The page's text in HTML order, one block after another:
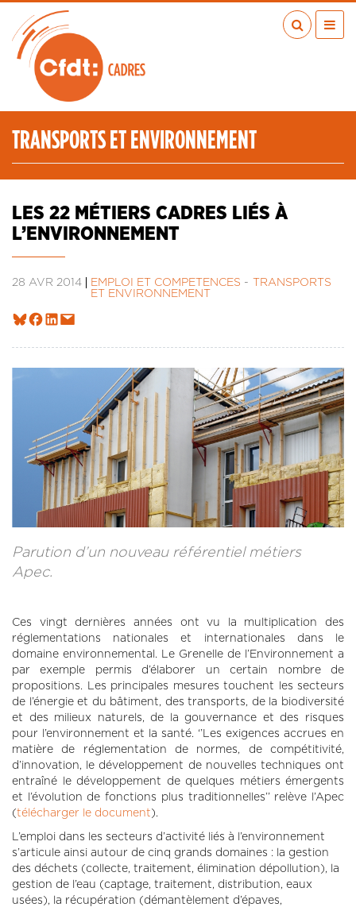
contenu
principal
ACTUALITÉS
PUBLICATIONS
EN RÉGION
QUI SOMMES-NOUS ?
LES TRANSITIONS JUSTES
IA
L’OBSERVATOIRE DES CADRES
TRANSPORTS ET ENVIRONNEMENT
LES 22 MÉTIERS CADRES LIÉS À
L’ENVIRONNEMENT
28 AVR 2014 EMPLOI ET COMPÉTENCES
TRANSPORTS
ET ENVIRONNEMENT
Parution d’un nouveau référentiel métiers
Apec.
Ces vingt dernières années ont vu la multiplication des
réglementations nationales et internationales dans le
domaine environnemental. Le Grenelle de l’Environnement a
par exemple permis d’élaborer un certain nombre de
propositions. Les principales mesures touchent les secteurs
de l’énergie et du bâtiment, des transports, de la biodiversité
et des milieux naturels, de la gouvernance et des risques
pour l’environnement et la santé. ‘’Les exigences accrues en
matière de réglementation de normes, de compétitivité,
d’innovation, le développement de nouvelles techniques ont
entraîné le développement de quelques métiers émergents
et l’évolution de fonctions plus traditionnelles’’ relève l’Apec
(télécharger le document).
L’emploi dans les secteurs d’activité liés à l’environnement
s’articule ainsi autour de cinq grands domaines : la gestion
des déchets (collecte, traitement, élimination dépollution), la
gestion de l’eau (captage, traitement, distribution, eaux
usées), la récupération (démantèlement d’épaves,